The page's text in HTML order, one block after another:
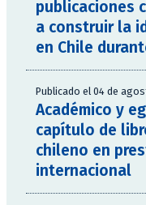
publicaciones
a construir la
en Chile
Publicado el 04 de
Académico y
capítulo de
chileno en
internacional